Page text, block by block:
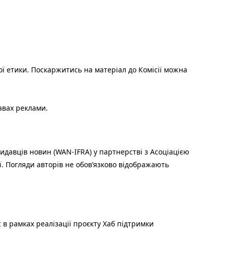
етики. Поскаржитись на матеріал до Комісії можна
реклами.
новин (WAN-IFRA) у партнерстві з Асоціацією
Погляди авторів не обов’язково відображають
рамках реалізації проєкту Хаб підтримки